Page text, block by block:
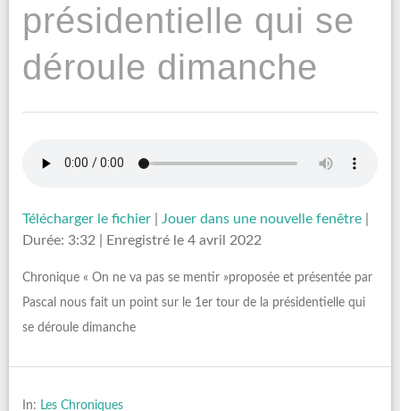
présidentielle qui se
déroule dimanche
Télécharger le fichier Jouer dans une nouvelle fenêtre
Durée: 3:32
Enregistré le 4 avril 2022
Chronique « On ne va pas se mentir »proposée et présentée par
Pascal nous fait un point sur le 1er tour de la présidentielle qui
se déroule dimanche
In: Les Chroniques